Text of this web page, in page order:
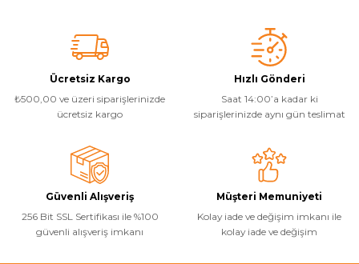
Ücretsiz Kargo
₺500,00 ve üzeri siparişlerinizde
ücretsiz kargo
Hızlı Gönderi
Saat 14:00’a kadar ki
siparişlerinizde aynı gün teslimat
Güvenli Alışveriş
256 Bit SSL Sertifikası ile %100
güvenli alışveriş imkanı
Müşteri Memuniyeti
Kolay iade ve değişim imkanı ile
kolay iade ve değişim